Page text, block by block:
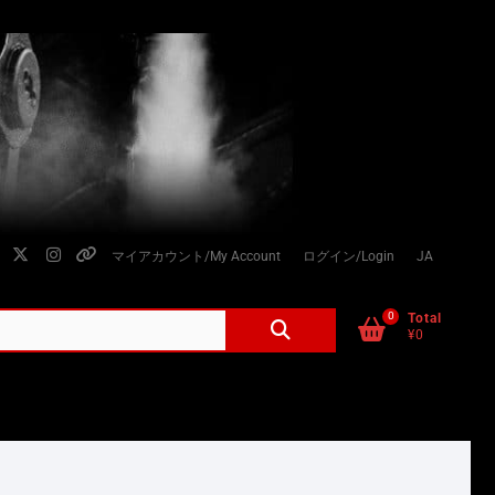
twitter
instagram
個
情
り
マイアカウント/My Account ログイン/Login JA
0
Total
¥0